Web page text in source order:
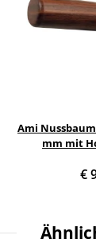
Ami
mm mit
€